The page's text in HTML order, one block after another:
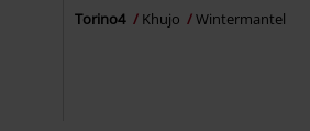
Torino4 Khujo Wintermantel